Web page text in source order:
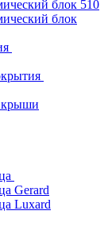
блок 510
блок
крыши
Gerard
Luxard